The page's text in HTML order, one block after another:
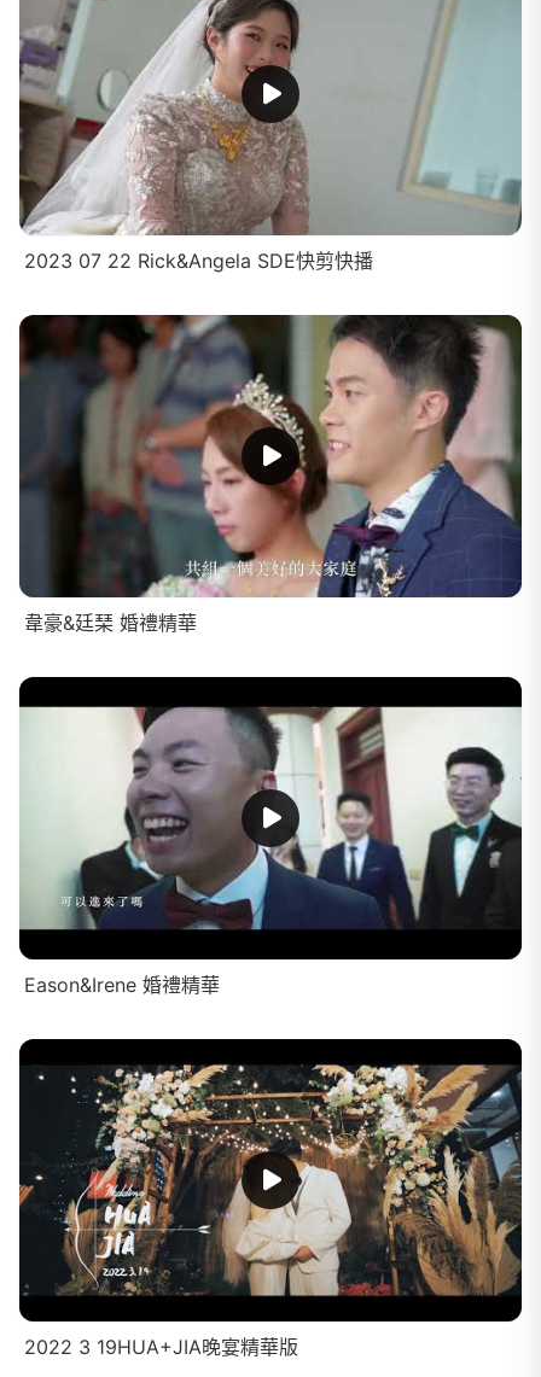
2023 07 22 Rick&Angela SDE快剪快播
韋豪&廷琹 婚禮精華
Eason&Irene 婚禮精華
2022 3 19HUA+JIA晚宴精華版